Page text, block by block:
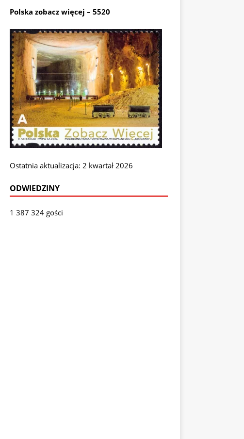
Polska zobacz więcej – 5520
Ostatnia aktualizacja: 2 kwartał 2026
ODWIEDZINY
1 387 324 gości